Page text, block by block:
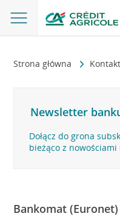
Strona główna
Newsletter
Dołącz do grona
bieżąco z
Bankomat (Euronet)